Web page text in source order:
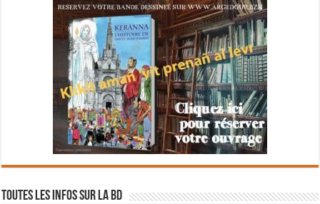
Toutes les infos sur la BD